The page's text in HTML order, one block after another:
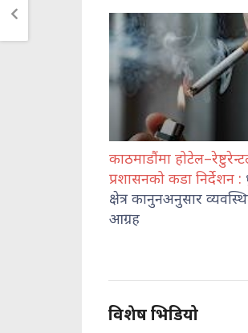
काठमाडौंमा होटेल–रेष्टुरेन्टलाई
प्रशासनको कडा निर्देशन : धुम्रपान
क्षेत्र कानुनअनुसार व्यवस्थित गर्न
विशेष भिडियो